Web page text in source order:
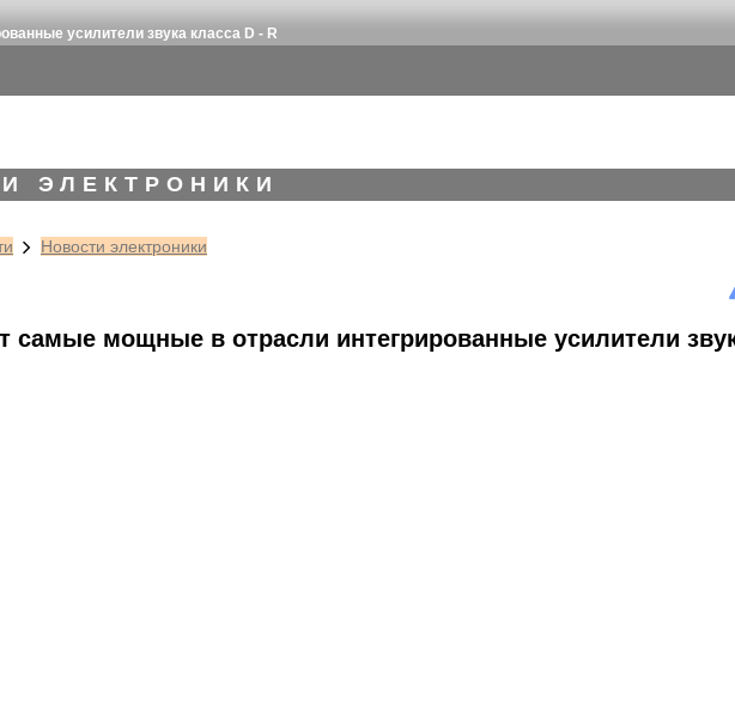
усилители звука класса D - R
ЭЛЕКТРОНИКИ
Новости электроники
самые мощные в отрасли интегрированные усилители